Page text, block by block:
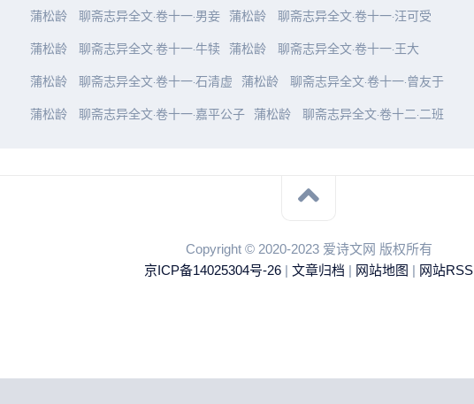
蒲松龄 聊斋志异全文·卷十一·男妾 蒲松龄 聊斋志异全文·卷十一·汪可受
蒲松龄 聊斋志异全文·卷十一·牛犊 蒲松龄 聊斋志异全文·卷十一·王大
蒲松龄 聊斋志异全文·卷十一·石清虚 蒲松龄 聊斋志异全文·卷十一·曾友于
蒲松龄 聊斋志异全文·卷十一·嘉平公子 蒲松龄 聊斋志异全文·卷十二·二班
Copyright © 2020-2023 爱诗文网 版权所有
京ICP备14025304号-26 | 文章归档 | 网站地图 | 网站RSS